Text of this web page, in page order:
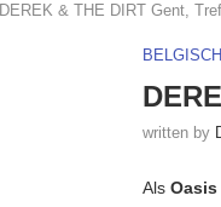
DEREK & THE DIRT Gent,
BELGISCH
written by
Als Oasis